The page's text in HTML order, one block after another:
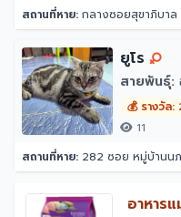
สถานที่หาย: กลางซอยสุขาภิบาล 5 ซอย 5 แยก 14 สามารถแยกไประหว่างซอย 12 กับ 16 ได้ หน้าปากซอยแยก
ยูโร
สายพันธุ์:
💰 รางวัล
11
สถานที่หาย: 282 ซอย หมู่บ้านนภาภั
อาหาร